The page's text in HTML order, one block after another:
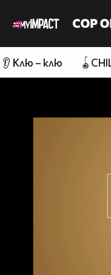
👂 Клю – клю